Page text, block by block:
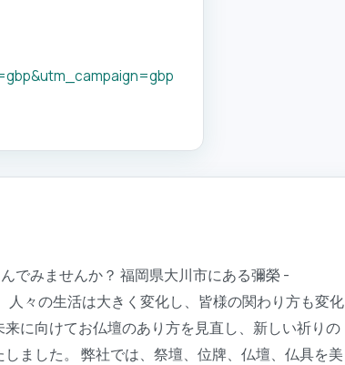
でみませんか？ 福岡県大川市にある彌榮 -
人々の生活は大きく変化し、皆様の関わり方も変化
に向けてお仏壇のあり方を見直し、新しい祈りの
ました。 弊社では、祭壇、位牌、仏壇、仏具を美